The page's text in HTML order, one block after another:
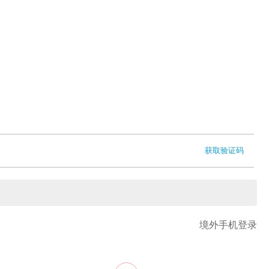
获取验证码
境外手机登录